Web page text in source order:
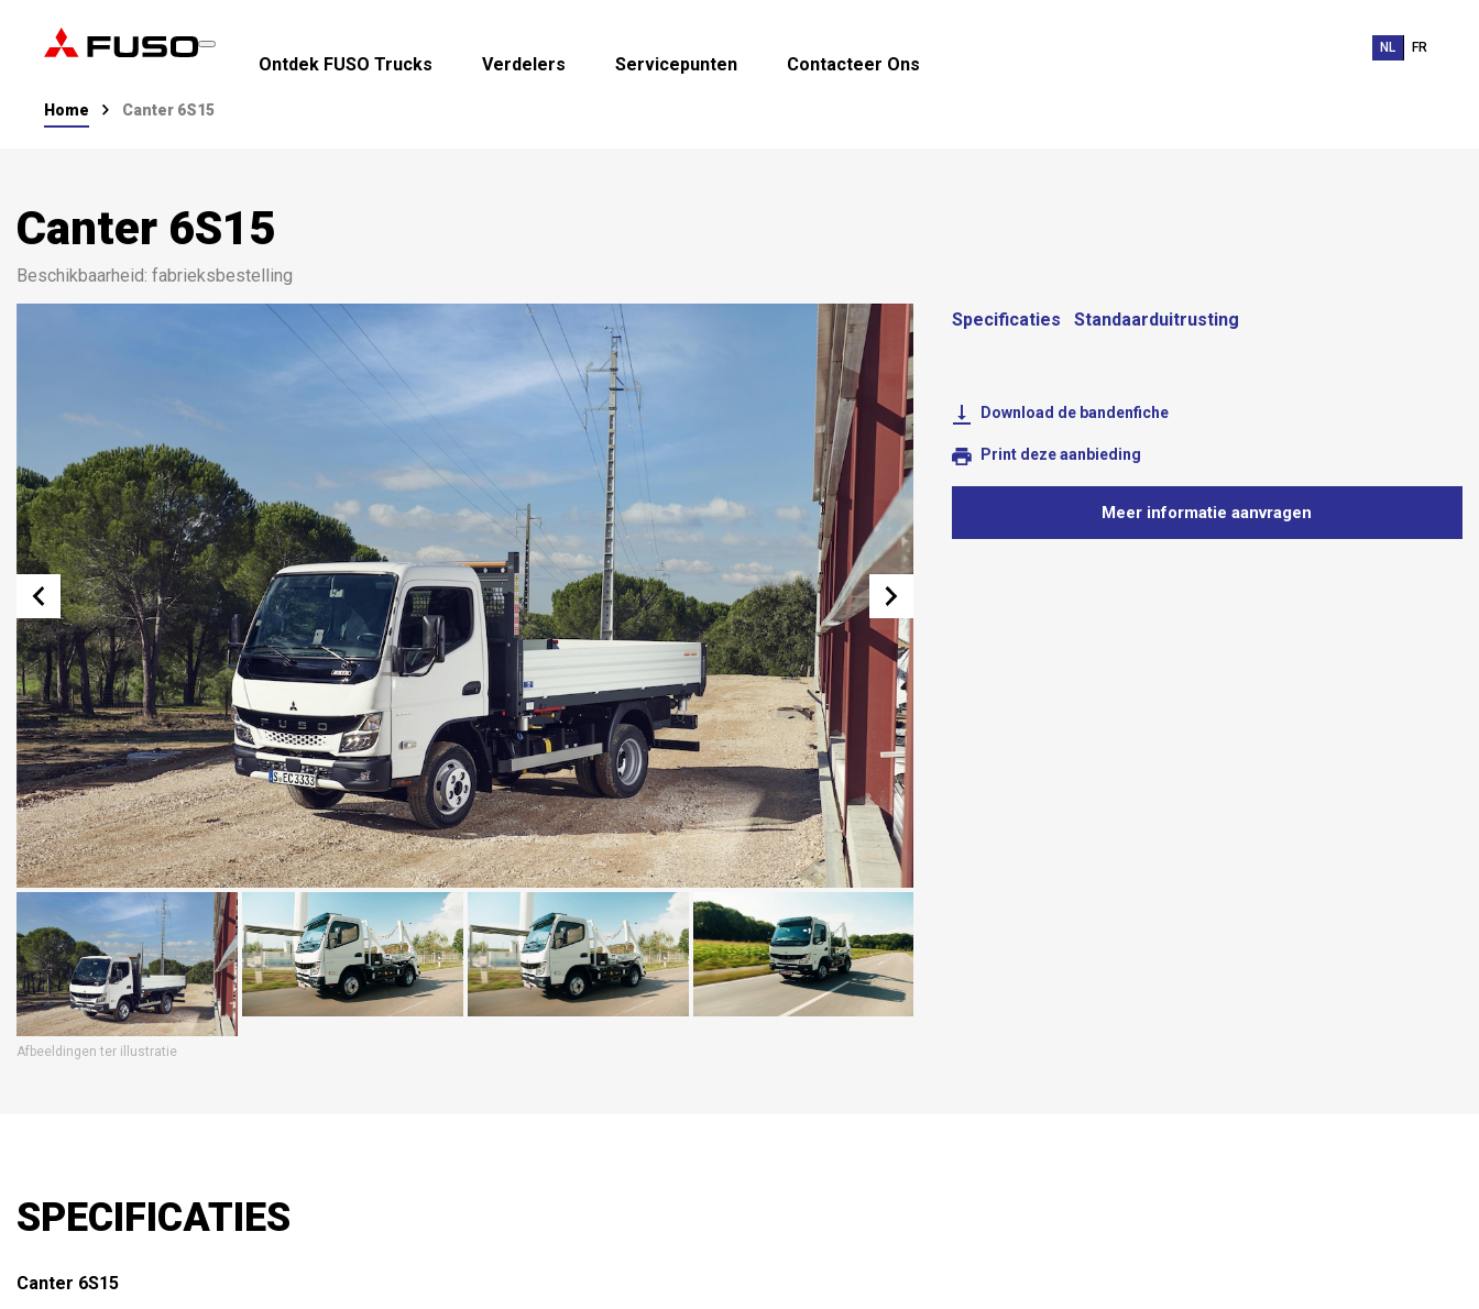
Ontdek FUSO Trucks Verdelers Servicepunten Contacteer Ons
NL FR
Home Canter 6S15
Canter 6S15
Beschikbaarheid: fabrieksbestelling
Specificaties Standaarduitrusting
Download de bandenfiche
Print deze aanbieding
Meer informatie aanvragen
Afbeeldingen ter illustratie
SPECIFICATIES
Canter 6S15